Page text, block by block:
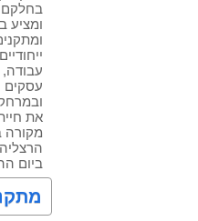
בחלקם
ומציע
עבודה,
עסקים
את
מקורה
ביום